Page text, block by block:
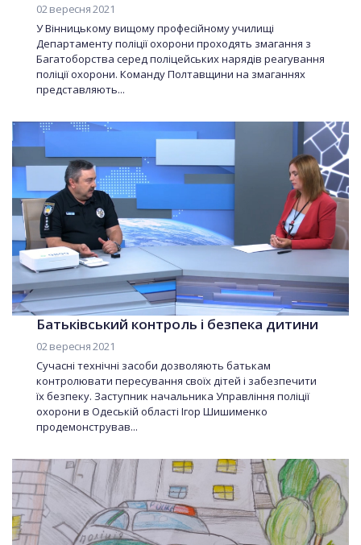
02 вересня 2021
У Вінницькому вищому професійному училищі
Департаменту поліції охорони проходять змагання з
Багатоборства серед поліцейських нарядів реагування
поліції охорони. Команду Полтавщини на змаганнях
представляють...
Батьківський контроль і безпека дитини
02 вересня 2021
Сучасні технічні засоби дозволяють батькам
контролювати пересування своїх дітей і забезпечити
їх безпеку. Заступник начальника Управління поліції
охорони в Одеській області Ігор Шишименко
продемонстрував...